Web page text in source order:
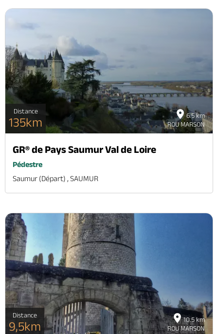
6.5 km
ROU MARSON
Distance
135km
GR® de Pays Saumur Val de Loire
Pédestre
Saumur (départ) , SAUMUR
10.5 km
ROU MARSON
Distance
9,5km